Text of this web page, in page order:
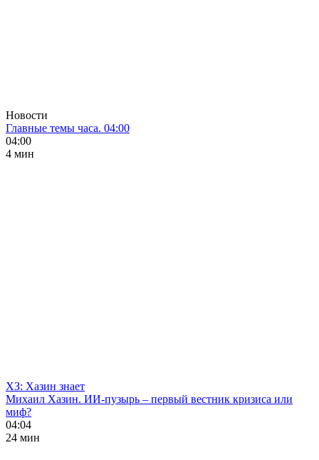
Новости
Главные темы часа. 04:00
04:00
4 мин
ХЗ: Хазин знает
Михаил Хазин. ИИ-пузырь – первый вестник кризиса или
миф?
04:04
24 мин